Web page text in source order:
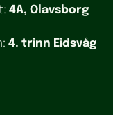
4A, Olavsborg
4. trinn Eidsvåg